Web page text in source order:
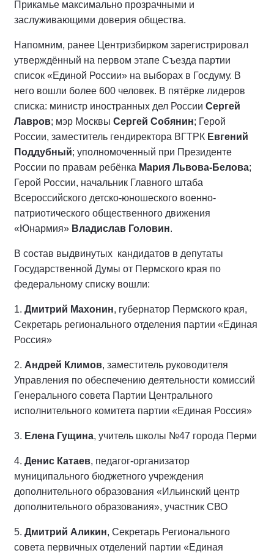
Прикамье максимально прозрачными и
заслуживающими доверия общества.
Напомним, ранее Центризбирком зарегистрировал
утверждённый на первом этапе Съезда партии
список «Единой России» на выборах в Госдуму. В
него вошли более 600 человек. В пятёрке лидеров
списка: министр иностранных дел России Сергей
Лавров; мэр Москвы Сергей Собянин; Герой
России, заместитель гендиректора ВГТРК Евгений
Поддубный; уполномоченный при Президенте
России по правам ребёнка Мария Львова-Белова;
Герой России, начальник Главного штаба
Всероссийского детско-юношеского военно-
патриотического общественного движения
«Юнармия» Владислав Головин.
В состав выдвинутых кандидатов в депутаты
Государственной Думы от Пермского края по
федеральному списку вошли:
1. Дмитрий Махонин, губернатор Пермского края,
Секретарь регионального отделения партии «Единая
Россия»
2. Андрей Климов, заместитель руководителя
Управления по обеспечению деятельности комиссий
Генерального совета Партии Центрального
исполнительного комитета партии «Единая Россия»
3. Елена Гущина, учитель школы №47 города Перми
4. Денис Катаев, педагог-организатор
муниципального бюджетного учреждения
дополнительного образования «Ильинский центр
дополнительного образования», участник СВО
5. Дмитрий Аликин, Секретарь Регионального
совета первичных отделений партии «Единая